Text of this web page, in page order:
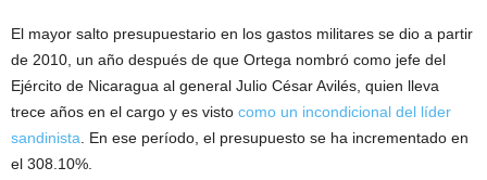
El mayor salto presupuestario en los gastos militares se dio a partir
de 2010, un año después de que Ortega nombró como jefe del
Ejército de Nicaragua al general Julio César Avilés, quien lleva
trece años en el cargo y es visto como un incondicional del líder
sandinista. En ese período, el presupuesto se ha incrementado en
el 308.10%.